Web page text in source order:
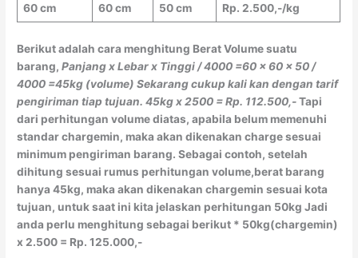
60 cm 60 cm 50 cm Rp. 2.500,-/kg
Berikut adalah cara menghitung Berat Volume suatu
barang,Panjang x Lebar x Tinggi / 4000 =60 x 60 x 50 /
4000 =45kg (volume) Sekarang cukup kali kan dengan tarif
pengiriman tiap tujuan. 45kg x 2500 = Rp. 112.500,-Tapi
dari perhitungan volume diatas, apabila belum memenuhi
standar chargemin, maka akan dikenakan charge sesuai
minimum pengiriman barang. Sebagai contoh, setelah
dihitung sesuai rumus perhitungan volume,berat barang
hanya 45kg, maka akan dikenakan chargemin sesuai kota
tujuan, untuk saat ini kita jelaskan perhitungan 50kg Jadi
anda perlu menghitung sebagai berikut * 50kg(chargemin)
x 2.500 = Rp. 125.000,-